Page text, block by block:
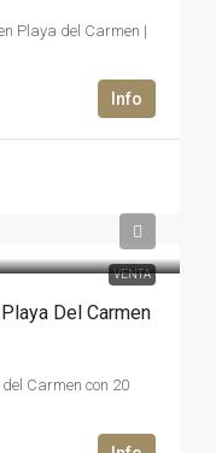
Playa del Carmen |
VENTA
Del Carmen
Carmen con 20